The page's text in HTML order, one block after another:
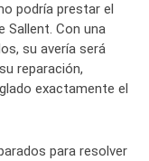
podría prestar el
Sallent. Con una
su avería será
reparación,
exactamente el
para resolver